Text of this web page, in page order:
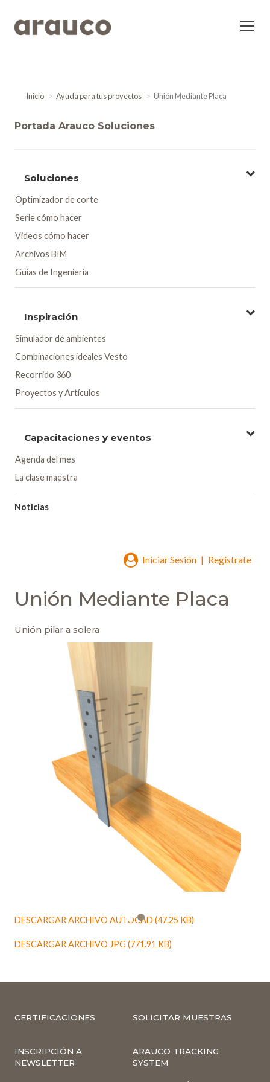
Inicio Ayuda para tus proyectos Unión Mediante Placa
Portada Arauco Soluciones
Soluciones
Optimizador de corte
Serie cómo hacer
Videos cómo hacer
Archivos BIM
Guías de Ingeniería
Inspiración
Simulador de ambientes
Combinaciones ideales Vesto
Recorrido 360
Proyectos y Artículos
Capacitaciones y eventos
Agenda del mes
La clase maestra
Noticias
Iniciar Sesión | Regístrate
Unión Mediante Placa
Unión pilar a solera
DESCARGAR ARCHIVO AUTOCAD (47.25 KB)
DESCARGAR ARCHIVO JPG (771.91 KB)
CERTIFICACIONES SOLICITAR MUESTRAS
INSCRIPCIÓN A
NEWSLETTER
ARAUCO TRACKING
SYSTEM